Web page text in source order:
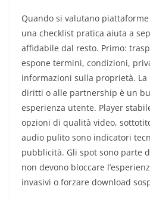
Quando si valutano
una checklist pratica aiuta a
affidabile dal resto. Primo:
espone termini, condizioni,
informazioni sulla proprietà. La
diritti o alle partnership è un
esperienza utente. Player
opzioni di qualità video,
audio pulito sono indicatori
pubblicità. Gli spot sono parte
non devono bloccare
invasivi o forzare download